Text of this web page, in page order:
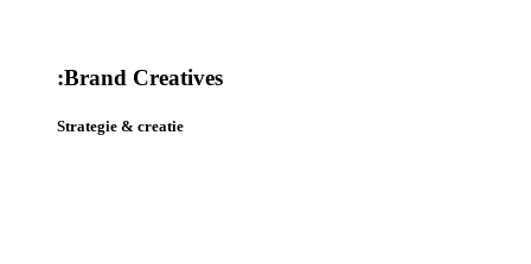
:Brand Creatives
Strategie & creatie